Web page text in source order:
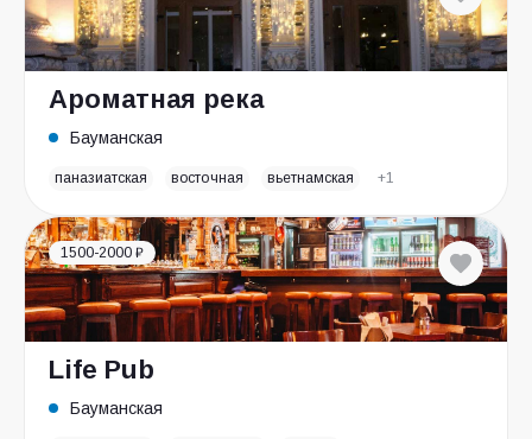
Ароматная река
Бауманская
паназиатская восточная вьетнамская +1
1500-2000 ₽
Life Pub
Бауманская